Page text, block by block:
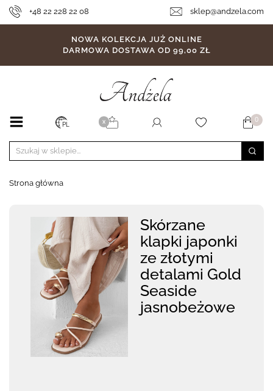
+48 22 228 22 08 sklep@andzela.com
NOWA KOLEKCJA JUŻ ONLINE
DARMOWA DOSTAWA OD 99,00 ZŁ
PL X 0
Strona główna
Skórzane
klapki japonki
ze złotymi
detalami Gold
Seaside
jasnobeżowe